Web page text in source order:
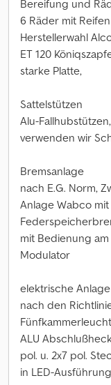
Bereifung und
6 Räder mit
Herstellerwahl
ET 120
starke Platte,
Sattelstützen
Alu-
verwenden wir
Bremsanlage
nach E.G. Norm,
Anlage Wabco mit
mit Bedienung
Modulator
elektrische Anlage
nach den
ALU
pol. u. 2x7 pol.
in LED-